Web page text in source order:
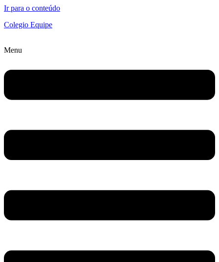
Ir para o conteúdo
Colegio Equipe
Menu